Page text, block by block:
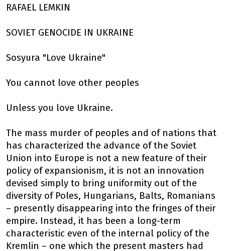
RAFAEL LEMKIN
SOVIET GENOCIDE IN UKRAINE
Sosyura "Love Ukraine"
You cannot love other peoples
Unless you love Ukraine.
The mass murder of peoples and of nations that
has characterized the advance of the Soviet
Union into Europe is not a new feature of their
policy of expansionism, it is not an innovation
devised simply to bring uniformity out of the
diversity of Poles, Hungarians, Balts, Romanians
– presently disappearing into the fringes of their
empire. Instead, it has been a long-term
characteristic even of the internal policy of the
Kremlin – one which the present masters had